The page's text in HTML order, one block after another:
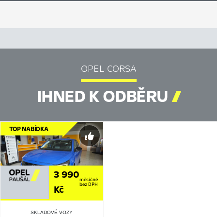
OPEL CORSA
IHNED K ODBĚRU
TOP NABÍDKA
3 990
Kč
měsíčně
bez DPH
SKLADOVÉ VOZY